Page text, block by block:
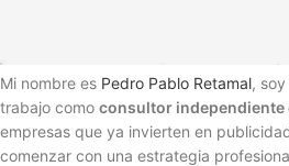
Mi nombre es Pedro Pablo Retamal,
trabajo como consultor independiente
empresas que ya invierten en
comenzar con una estrategia